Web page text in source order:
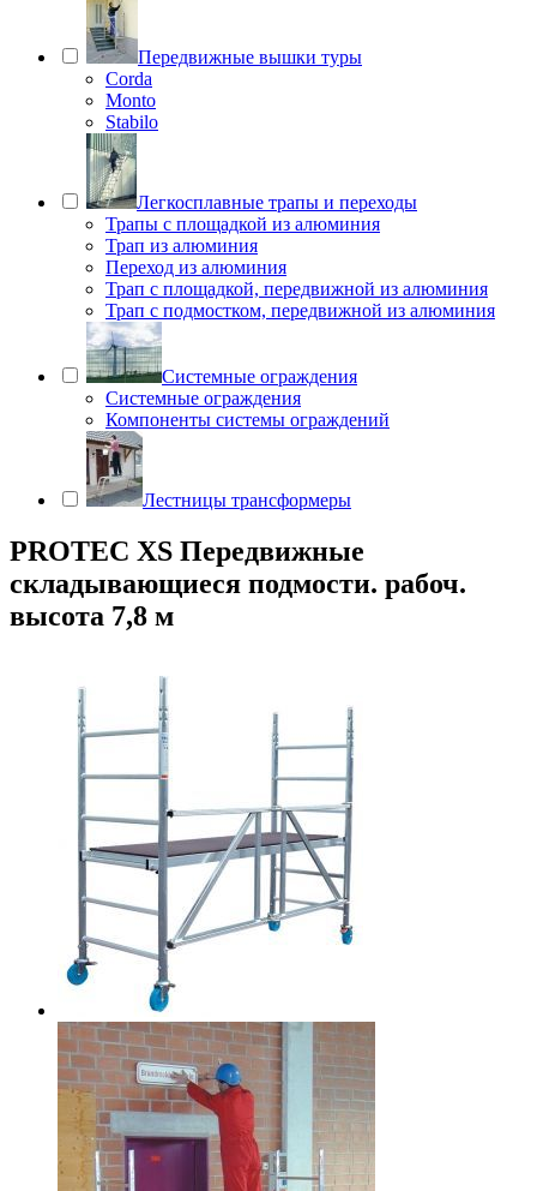
Передвижные вышки туры
Corda
Monto
Stabilo
Легкосплавные трапы и переходы
Трапы с площадкой из алюминия
Трап из алюминия
Переход из алюминия
Трап с площадкой, передвижной из алюминия
Трап с подмостком, передвижной из алюминия
Системные ограждения
Системные ограждения
Компоненты системы ограждений
Лестницы трансформеры
PROTEC XS Передвижные
складывающиеся подмости. рабоч.
высота 7,8 м